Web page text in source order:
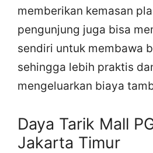
memberikan kemasan
pengunjung juga bisa
sendiri untuk membawa
sehingga lebih praktis
mengeluarkan biaya
Daya Tarik Mall
Jakarta Timur